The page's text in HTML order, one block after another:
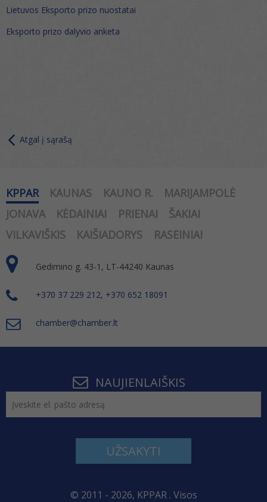
Lietuvos Eksporto prizo nuostatai
Eksporto prizo dalyvio anketa
Atgal į sąrašą
KPPAR KAUNAS KAUNO R.
MARIJAMPOLĖ
JONAVA
KĖDAINIAI PRIENAI
ŠAKIAI
VILKAVIŠKIS
KAIŠIADORYS RASEINIAI
Gedimino g. 43-1, LT-44240 Kaunas
+370 37 229 212, +370 652 18091
chamber@chamber.lt
NAUJIENLAIŠKIS
UŽSAKYTI
© 2011 - 2026, KPPAR . Visos